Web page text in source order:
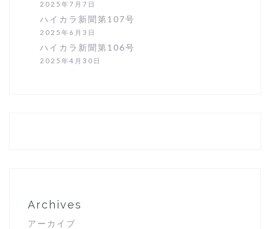
2025年7月7日
ハイカラ新聞第107号
2025年6月3日
ハイカラ新聞第106号
2025年4月30日
Archives
アーカイブ